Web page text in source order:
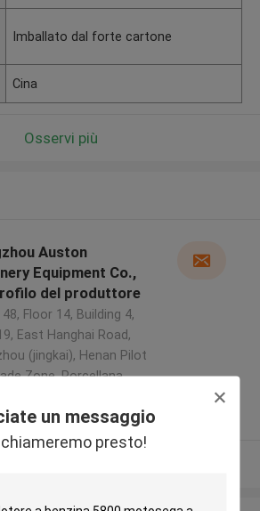
un messaggio
presto!
Imballato dal forte cartone
Cina
Osservi più
Auston
Equipment Co.,
del produttore
48, Floor 14, Building 4,
East Hanghai Road,
(jingkai), Henan Pilot
Zone ,Porcellana
verificato